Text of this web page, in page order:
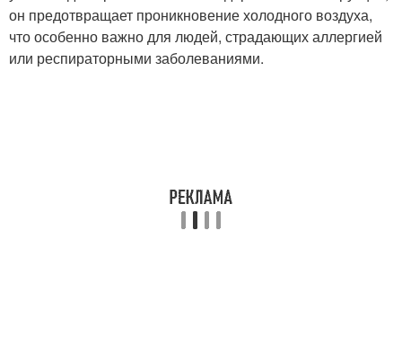
он предотвращает проникновение холодного воздуха,
что особенно важно для людей, страдающих аллергией
или респираторными заболеваниями.